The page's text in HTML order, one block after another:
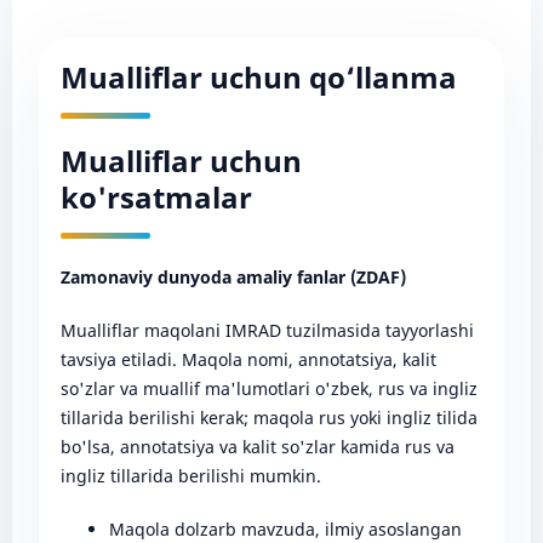
Mualliflar uchun qo‘llanma
Mualliflar uchun
ko'rsatmalar
Zamonaviy dunyoda amaliy fanlar (ZDAF)
Mualliflar maqolani IMRAD tuzilmasida tayyorlashi
tavsiya etiladi. Maqola nomi, annotatsiya, kalit
so'zlar va muallif ma'lumotlari o'zbek, rus va ingliz
tillarida berilishi kerak; maqola rus yoki ingliz tilida
bo'lsa, annotatsiya va kalit so'zlar kamida rus va
ingliz tillarida berilishi mumkin.
Maqola dolzarb mavzuda, ilmiy asoslangan